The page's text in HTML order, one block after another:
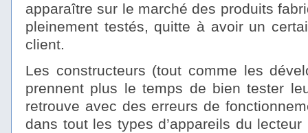
apparaître sur le marché des produits
pleinement testés, quitte à avoir un
client.
Les constructeurs (tout comme les
prennent plus le temps de bien tester
retrouve avec des erreurs de
dans tout les types d’appareils du